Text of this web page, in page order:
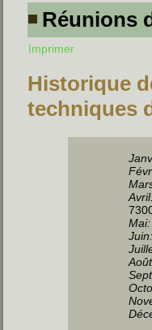
Réunions
Imprimer
Historique
techniques
Mai:
Juin: